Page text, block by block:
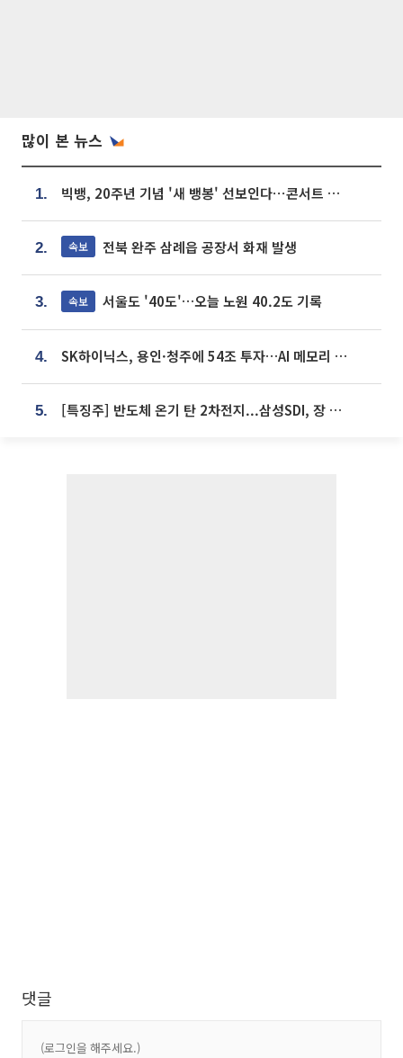
많이 본 뉴스
1. 빅뱅, 20주년 기념 '새 뱅봉' 선보인다⋯콘서트 앞두고 팝업 개최
2. 속보 전북 완주 삼례읍 공장서 화재 발생
3. 속보 서울도 '40도'…오늘 노원 40.2도 기록
4. SK하이닉스, 용인·청주에 54조 투자…AI 메모리 생산기지 키운다
5. [특징주] 반도체 온기 탄 2차전지...삼성SDI, 장 초반 7% 넘게 껑충
댓글